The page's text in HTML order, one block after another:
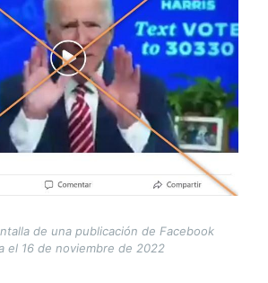
de una publicación de Facebook
el 16 de noviembre de 2022